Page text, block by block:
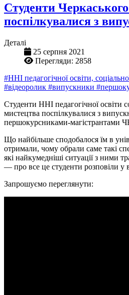
Студенти
поспілкувалися з
Деталі
25 серпня 2021
Перегляди: 2858
#ННІ педагогічної освіти,
#відеоролик #випускники
Студенти ННІ педагогічної освіти
мистецтва поспілкувалися з
першокурсниками-магістрантами
Що найбільше сподобалося їм в
отримали, чому обрали саме такі
які найкумедніші ситуації з ними
— про все це студенти розповіли у
Запрошуємо переглянути: